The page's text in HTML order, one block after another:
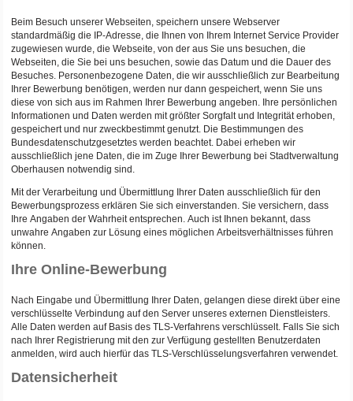
Beim Besuch unserer Webseiten, speichern unsere Webserver
standardmäßig die IP-Adresse, die Ihnen von Ihrem Internet Service Provider
zugewiesen wurde, die Webseite, von der aus Sie uns besuchen, die
Webseiten, die Sie bei uns besuchen, sowie das Datum und die Dauer des
Besuches. Personenbezogene Daten, die wir ausschließlich zur Bearbeitung
Ihrer Bewerbung benötigen, werden nur dann gespeichert, wenn Sie uns
diese von sich aus im Rahmen Ihrer Bewerbung angeben. Ihre persönlichen
Informationen und Daten werden mit größter Sorgfalt und Integrität erhoben,
gespeichert und nur zweckbestimmt genutzt. Die Bestimmungen des
Bundesdatenschutzgesetztes werden beachtet. Dabei erheben wir
ausschließlich jene Daten, die im Zuge Ihrer Bewerbung bei Stadtverwaltung
Oberhausen notwendig sind.
Mit der Verarbeitung und Übermittlung Ihrer Daten ausschließlich für den
Bewerbungsprozess erklären Sie sich einverstanden. Sie versichern, dass
Ihre Angaben der Wahrheit entsprechen. Auch ist Ihnen bekannt, dass
unwahre Angaben zur Lösung eines möglichen Arbeitsverhältnisses führen
können.
Ihre Online-Bewerbung
Nach Eingabe und Übermittlung Ihrer Daten, gelangen diese direkt über eine
verschlüsselte Verbindung auf den Server unseres externen Dienstleisters.
Alle Daten werden auf Basis des TLS-Verfahrens verschlüsselt. Falls Sie sich
nach Ihrer Registrierung mit den zur Verfügung gestellten Benutzerdaten
anmelden, wird auch hierfür das TLS-Verschlüsselungsverfahren verwendet.
Datensicherheit